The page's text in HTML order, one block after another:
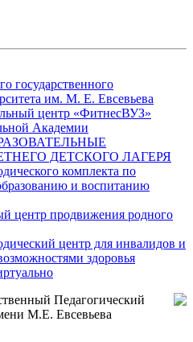
государственного
им. М. Е. Евсевьева
центр «ФитнесВУЗ»
Академии
ДЕТСКОГО ЛАГЕРЯ
комплекта по
и воспитанию
центр продвижения родного
центр для инвалидов и
здоровья
Педагогический
М.Е. Евсевьева